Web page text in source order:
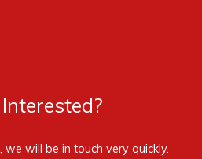
Interested?
will be in touch very quickly.